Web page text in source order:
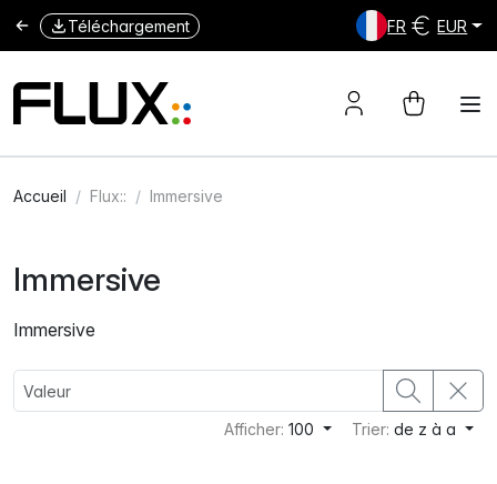
Téléchargement FR EUR
Accueil Flux:: Immersive
Immersive
Immersive
Afficher:100 Trier:de z à a